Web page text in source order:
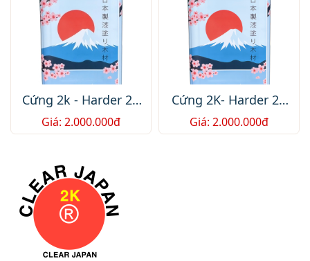
Cứng 2k - Harder 2K
JP-C1-
2.000.000.1/1Thùng
Giá: 2.000.000đ
Cứng 2K- Harder 2K
JP-C5-
2.000.000.1/1Thùng
Giá: 2.000.000đ